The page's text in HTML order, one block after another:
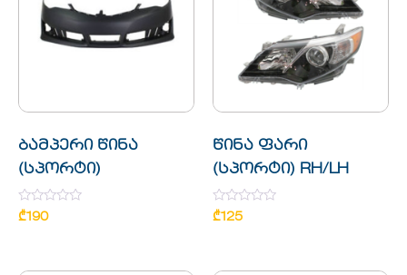
ბამპერი წინა
(სპორტი)
Rated
0
₾190
წინა ფარი
(სპორტი) RH/LH
Rated
0
₾125